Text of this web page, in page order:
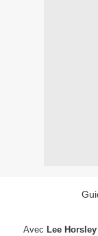
Avec Lee Horsley